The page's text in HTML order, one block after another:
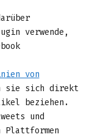
verwende,
von
sich direkt
beziehen.
und
Plattformen